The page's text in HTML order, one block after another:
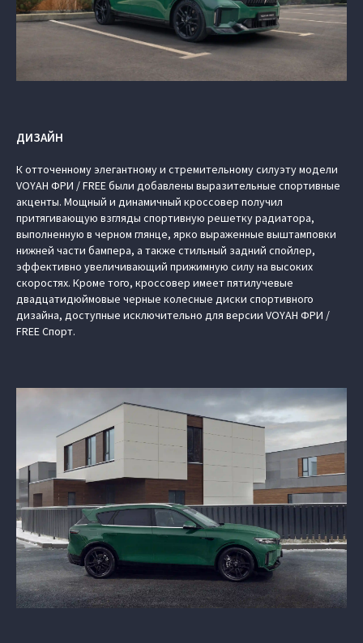
ДИЗАЙН
К отточенному элегантному и стремительному силуэту модели
VOYAH ФРИ / FREE были добавлены выразительные спортивные
акценты. Мощный и динамичный кроссовер получил
притягивающую взгляды спортивную решетку радиатора,
выполненную в черном глянце, ярко выраженные выштамповки
нижней части бампера, а также стильный задний спойлер,
эффективно увеличивающий прижимную силу на высоких
скоростях. Кроме того, кроссовер имеет пятилучевые
двадцатидюймовые черные колесные диски спортивного
дизайна, доступные исключительно для версии VOYAH ФРИ /
FREE Спорт.